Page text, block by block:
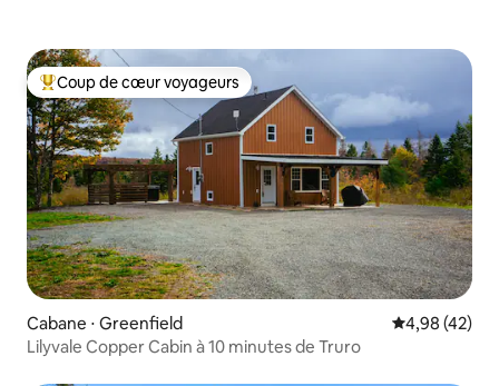
Coups de cœur voyageurs les plus appréciés
Coup de cœur voyageurs
Cabane ⋅ Greenfield Évaluation
4,98 (42)
Lilyvale Copper Cabin à 10 minutes de Truro